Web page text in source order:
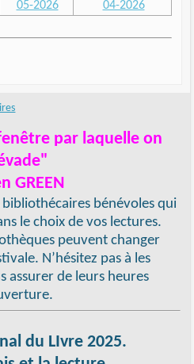
05-2026 04-2026
par laquelle on
GREEN
bénévoles qui
le choix de vos lectures.
peuvent changer
N’hésitez pas à les
assurer de leurs heures
du LIvre 2025.